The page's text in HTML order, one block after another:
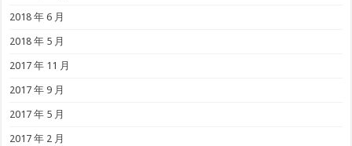
2018 年 6 月
2018 年 5 月
2017 年 11 月
2017 年 9 月
2017 年 5 月
2017 年 2 月